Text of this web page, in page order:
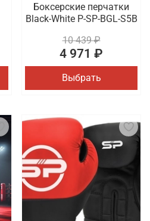
Боксерские перчатки
Black-White P-SP-BGL-S5B
10 439 ₽
4 971 ₽
Выбрать